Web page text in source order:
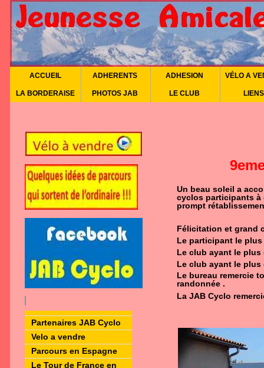
ACCUEIL ADHERENTS ADHESION VÉLO A
LA BORDERAISE PHOTOS JAB LE CLUB LIENS
Partenaires JAB Cyclo
Velo a vendre
Parcours en Espagne
Le Tour de France en
Un beau soleil a
cyclos participants à
prompt
Félicitation et grand
Le participant le plus
Le club ayant le plus
Le club ayant le plus
Le bureau remercie
randonnée .
La JAB Cyclo